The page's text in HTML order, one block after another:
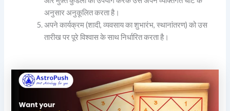
अनुसार अनुकूलित करता है।
अपने कार्यक्रम (शादी, व्यवसाय का शुभारंभ, स्थानांतरण) को उस
तारीख पर पूरे विश्वास के साथ निर्धारित करता है।